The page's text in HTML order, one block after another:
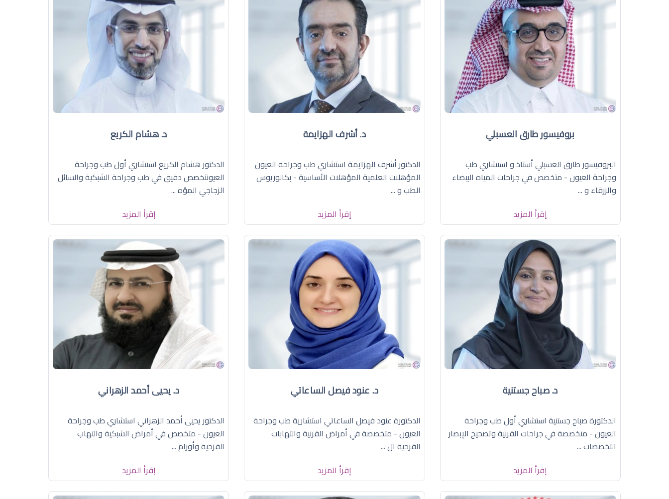
بروفيسور طارق العسبلي
البروفيسور طارق العسبلي أستاذ و استشاري طب
وجراحة العيون - متخصص في جراحات المياه البيضاء
والزرقاء و ...
إقرأ المزيد
د. أشرف الهزايمة
الدكتور أشرف الهزايمة استشاري طب وجراحة العيون
المؤهلات العلمية المؤهلات الأساسية - بكالوريوس
الطب و ...
إقرأ المزيد
د. هشام الكريع
الدكتور هشام الكريع استشاري أول طب وجراحة
العيونتخصص دقيق في طب وجراحة الشبكية والسائل
الزجاجي المؤه ...
إقرأ المزيد
د. صباح جستنية
الدكتورة صباح جستنية استشاري أول طب وجراحة
العيون - متخصصة في جراحات القرنية وتصحيح الإبصار
التخصصات ...
إقرأ المزيد
د. عنود فيصل الساعاتي
الدكتورة عنود فيصل الساعاتي استشارية طب وجراحة
العيون - متخصصة في أمراض القرنية والتهابات
القزحية ال ...
إقرأ المزيد
د. يحيى أحمد الزهراني
الدكتور يحيى أحمد الزهراني استشاري طب وجراحة
العيون - متخصص في أمراض الشبكية والتهاب
القزحية وأورام ...
إقرأ المزيد